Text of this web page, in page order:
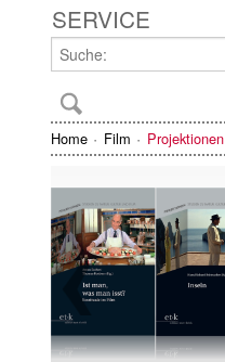
SERVICE
Home Film Projektionen